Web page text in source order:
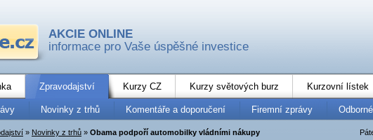
AKCIE ONLINE
informace pro Vaše úspěšné investice
Zpravodajství Kurzy CZ Kurzy světových burz Kurzovní lístek
Novinky z trhů Komentáře a doporučení Firemní zprávy
» Novinky z trhů » Obama podpoří automobilky vládními nákupy